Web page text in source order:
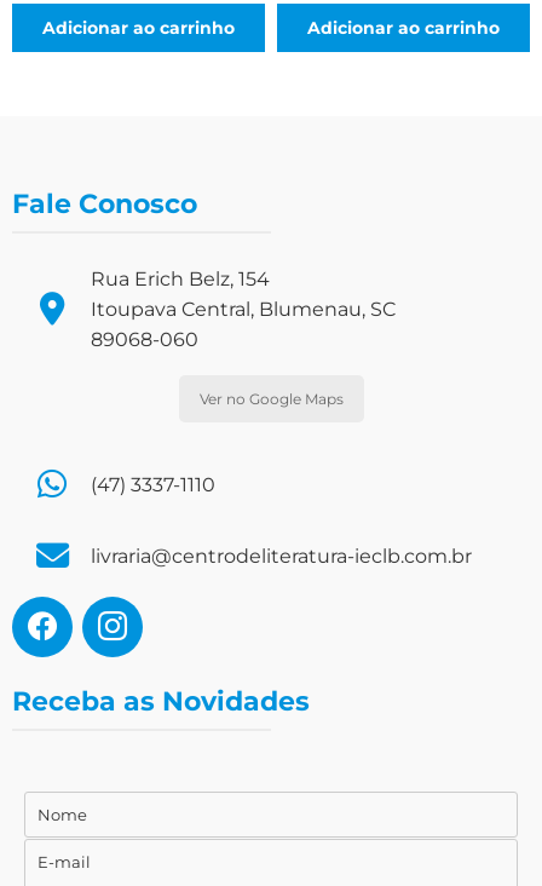
Adicionar ao carrinho Adicionar ao carrinho
Fale Conosco
Rua Erich Belz, 154
Itoupava Central, Blumenau, SC
89068-060
Ver no Google Maps
(47) 3337-1110
livraria@centrodeliteratura-ieclb.com.br
Receba as Novidades
Nome
Nome
E-E-mail